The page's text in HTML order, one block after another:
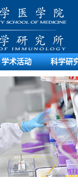
学术活动 科学研